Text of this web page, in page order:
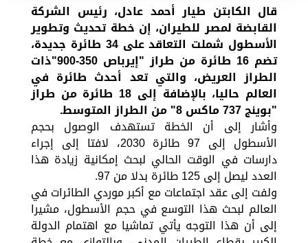
قال الكابتن طيار أحمد عادل، رئيس الشركة
القابضة لمصر للطيران، إن خطة تحديث وتطوير
الأسطول شملت التعاقد على 34 طائرة جديدة،
تضم 16 طائرة من طراز "إيرباص 350-900"ذات
الطراز العريض، والتي تعد أحدث طائرة في
العالم حاليا، بالإضافة إلى 18 طائرة من طراز
"بوينج 737 ماكس 8" من الطراز المتوسط.
وأشار إلى أن الخطة تستهدف الوصول بحجم
الأسطول إلى 97 طائرة 2030، لافتا إلى إجراء
دارسات في الوقت الحالي لبحث إمكانية زيادة هذا
العدد ليصل إلى 125 طائرة بدلا من 97.
ولفت إلى عقد اجتماعات مع أكبر موردي الطائرات في
العالم لبحث هذا التوسع في حجم الأسطول، مشيرا
إلى أن هذا التوجه يأتي تماشيا مع اهتمام الدولة